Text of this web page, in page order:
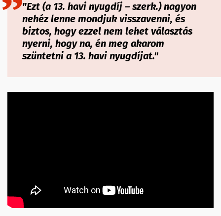
"Ezt (a 13. havi nyugdíj – szerk.) nagyon
nehéz lenne mondjuk visszavenni, és
biztos, hogy ezzel nem lehet választás
nyerni, hogy na, én meg akarom
szüntetni a 13. havi nyugdíjat."